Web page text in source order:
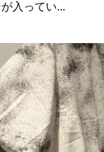
入ってい...